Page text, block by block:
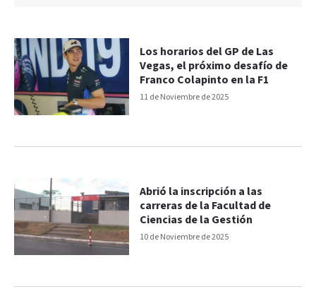
11 de Noviembre de 2025
Los horarios del GP de Las
Vegas, el próximo desafío de
Franco Colapinto en la F1
10 de Noviembre de 2025
Abrió la inscripción a las
carreras de la Facultad de
Ciencias de la Gestión